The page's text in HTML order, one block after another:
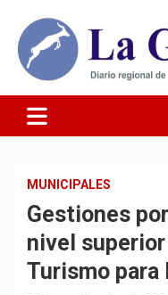
contenido
Diario La
MUNICIPALES
Gestiones
nivel
Turismo para